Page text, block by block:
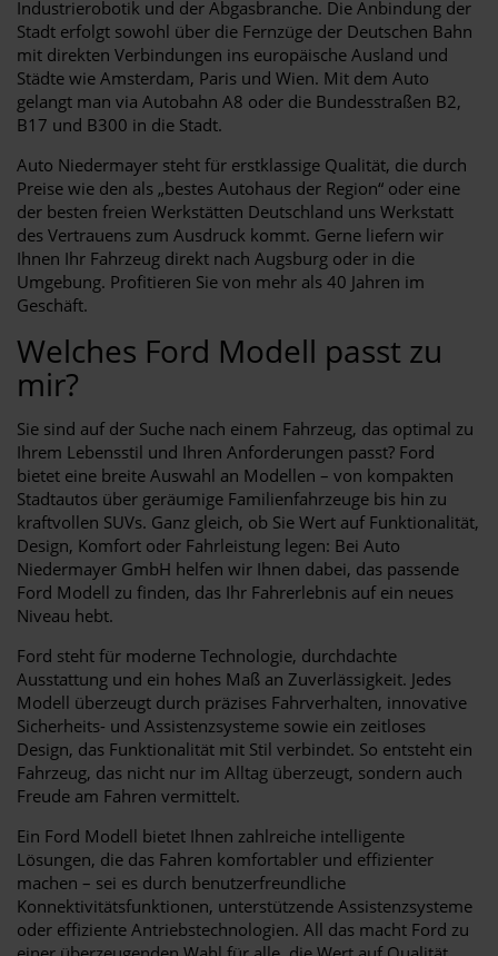
Industrierobotik und der Abgasbranche. Die Anbindung der
Stadt erfolgt sowohl über die Fernzüge der Deutschen Bahn
mit direkten Verbindungen ins europäische Ausland und
Städte wie Amsterdam, Paris und Wien. Mit dem Auto
gelangt man via Autobahn A8 oder die Bundesstraßen B2,
B17 und B300 in die Stadt.
Auto Niedermayer steht für erstklassige Qualität, die durch
Preise wie den als „bestes Autohaus der Region“ oder eine
der besten freien Werkstätten Deutschland uns Werkstatt
des Vertrauens zum Ausdruck kommt. Gerne liefern wir
Ihnen Ihr Fahrzeug direkt nach Augsburg oder in die
Umgebung. Profitieren Sie von mehr als 40 Jahren im
Geschäft.
Welches Ford Modell passt zu
mir?
Sie sind auf der Suche nach einem Fahrzeug, das optimal zu
Ihrem Lebensstil und Ihren Anforderungen passt? Ford
bietet eine breite Auswahl an Modellen – von kompakten
Stadtautos über geräumige Familienfahrzeuge bis hin zu
kraftvollen SUVs. Ganz gleich, ob Sie Wert auf Funktionalität,
Design, Komfort oder Fahrleistung legen: Bei Auto
Niedermayer GmbH helfen wir Ihnen dabei, das passende
Ford Modell zu finden, das Ihr Fahrerlebnis auf ein neues
Niveau hebt.
Ford steht für moderne Technologie, durchdachte
Ausstattung und ein hohes Maß an Zuverlässigkeit. Jedes
Modell überzeugt durch präzises Fahrverhalten, innovative
Sicherheits- und Assistenzsysteme sowie ein zeitloses
Design, das Funktionalität mit Stil verbindet. So entsteht ein
Fahrzeug, das nicht nur im Alltag überzeugt, sondern auch
Freude am Fahren vermittelt.
Ein Ford Modell bietet Ihnen zahlreiche intelligente
Lösungen, die das Fahren komfortabler und effizienter
machen – sei es durch benutzerfreundliche
Konnektivitätsfunktionen, unterstützende Assistenzsysteme
oder effiziente Antriebstechnologien. All das macht Ford zu